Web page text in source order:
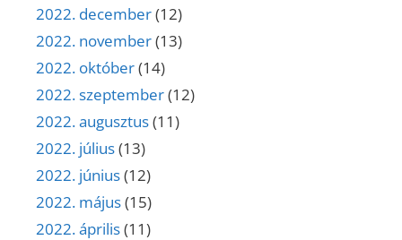
2022. december(12)
2022. november(13)
2022. október(14)
2022. szeptember(12)
2022. augusztus(11)
2022. július(13)
2022. június(12)
2022. május(15)
2022. április(11)